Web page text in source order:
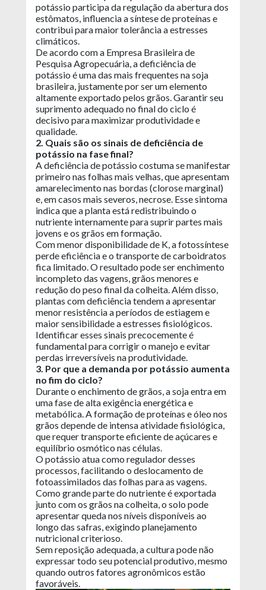
potássio participa da regulação da abertura dos
estômatos, influencia a síntese de proteínas e
contribui para maior tolerância a estresses
climáticos.
De acordo com a Empresa Brasileira de
Pesquisa Agropecuária, a deficiência de
potássio é uma das mais frequentes na soja
brasileira, justamente por ser um elemento
altamente exportado pelos grãos. Garantir seu
suprimento adequado no final do ciclo é
decisivo para maximizar produtividade e
qualidade.
2. Quais são os sinais de deficiência de
potássio na fase final?
A deficiência de potássio costuma se manifestar
primeiro nas folhas mais velhas, que apresentam
amarelecimento nas bordas (clorose marginal)
e, em casos mais severos, necrose. Esse sintoma
indica que a planta está redistribuindo o
nutriente internamente para suprir partes mais
jovens e os grãos em formação.
Com menor disponibilidade de K, a fotossíntese
perde eficiência e o transporte de carboidratos
fica limitado. O resultado pode ser enchimento
incompleto das vagens, grãos menores e
redução do peso final da colheita. Além disso,
plantas com deficiência tendem a apresentar
menor resistência a períodos de estiagem e
maior sensibilidade a estresses fisiológicos.
Identificar esses sinais precocemente é
fundamental para corrigir o manejo e evitar
perdas irreversíveis na produtividade.
3. Por que a demanda por potássio aumenta
no fim do ciclo?
Durante o enchimento de grãos, a soja entra em
uma fase de alta exigência energética e
metabólica. A formação de proteínas e óleo nos
grãos depende de intensa atividade fisiológica,
que requer transporte eficiente de açúcares e
equilíbrio osmótico nas células.
O potássio atua como regulador desses
processos, facilitando o deslocamento de
fotoassimilados das folhas para as vagens.
Como grande parte do nutriente é exportada
junto com os grãos na colheita, o solo pode
apresentar queda nos níveis disponíveis ao
longo das safras, exigindo planejamento
nutricional criterioso.
Sem reposição adequada, a cultura pode não
expressar todo seu potencial produtivo, mesmo
quando outros fatores agronômicos estão
favoráveis.